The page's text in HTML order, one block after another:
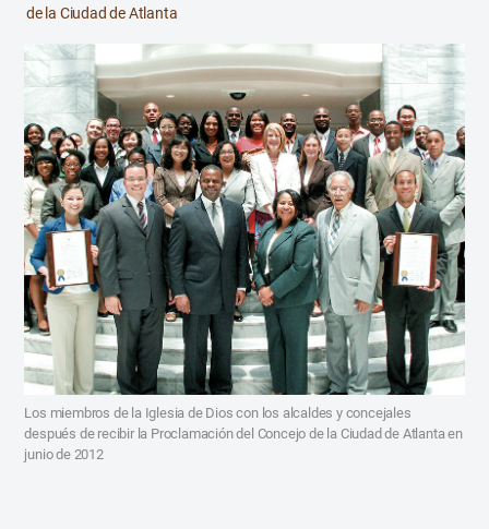
de la Ciudad de Atlanta
Los miembros de la Iglesia de Dios con los alcaldes y concejales
después de recibir la Proclamación del Concejo de la Ciudad de Atlanta en
junio de 2012